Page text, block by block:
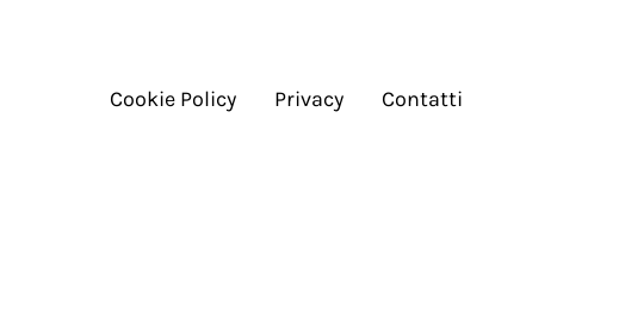
Cookie Policy Privacy Contatti